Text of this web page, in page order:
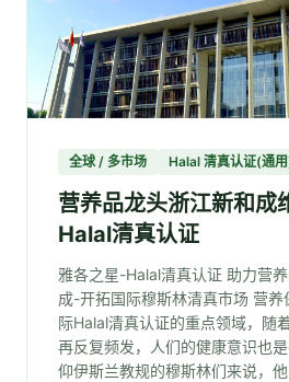
全球 / 多市场 Halal 清真认证(通
营养品龙头浙江新和成
Halal清真认证
雅各之星-Halal清真认证 助力营
成-开拓国际穆斯林清真市场 营养
际Halal清真认证的重点领域，随
再反复频发，人们的健康意识也
仰伊斯兰教规的穆斯林们来说，